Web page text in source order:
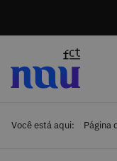
Você está aqui: Página